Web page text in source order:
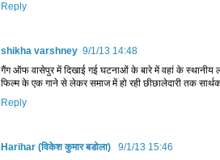
Reply
shikha varshney 9/1/13 14:48
गैंग ऑफ वासेपुर में दिखाई गई घटनाओं के बारे में वहां के स्थानीय
फिल्म के एक गाने से लेकर समाज में हो रही छीछालेदारी तक
Reply
Harihar (विकेश कुमार बडोला)
9/1/13 15:46